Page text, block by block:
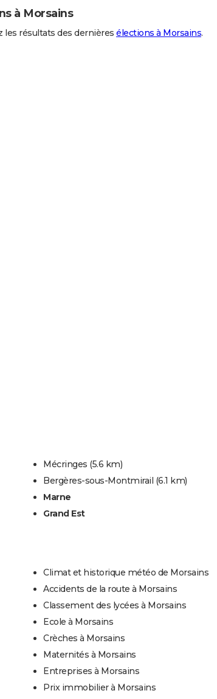
à Morsains
les résultats des dernières élections à Morsains.
Mécringes (5.6 km)
Bergères-sous-Montmirail (6.1 km)
Marne
Grand Est
Climat et historique météo de Morsains
Accidents de la route à Morsains
Classement des lycées à Morsains
Ecole à Morsains
Crèches à Morsains
Maternités à Morsains
Entreprises à Morsains
Prix immobilier à Morsains